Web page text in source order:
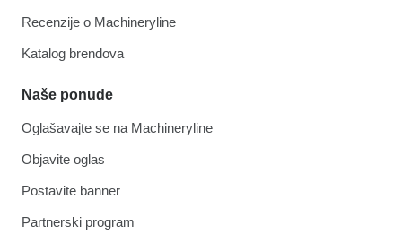
Recenzije o Machineryline
Katalog brendova
Naše ponude
Oglašavajte se na Machineryline
Objavite oglas
Postavite banner
Partnerski program